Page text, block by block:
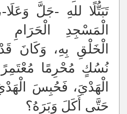
تَبَتُّلًا للهِ -جَلَّ
الْمَسْجِدِ
الْخَلْقِ بِهِ، وَكَانَ
نُسُكٍ مُحْرِمًا
الْهَدْيَ، فَحُبِسَ
حَتَّى أَكَلَ وَبَرَهُ؟